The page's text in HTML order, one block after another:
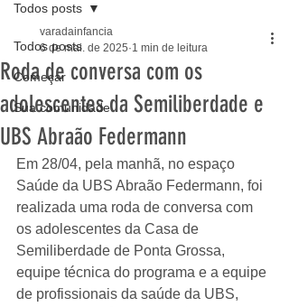
Todos posts
Começar
Sua comunidade
Todos posts
Roda de conversa com os
adolescentes da Semiliberdade e
UBS Abraão Federmann
varadainfancia
6 de mai. de 2025 1 min de leitura
Em 28/04, pela manhã, no espaço
Saúde da UBS Abraão Federmann, foi
realizada uma roda de conversa com
os adolescentes da Casa de
Semiliberdade de Ponta Grossa,
equipe técnica do programa e a equipe
de profissionais da saúde da UBS,